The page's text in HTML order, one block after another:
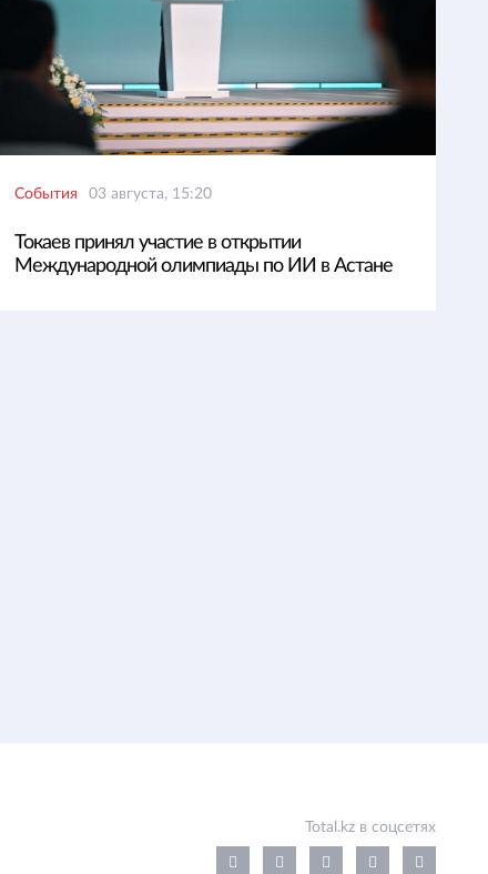
События 03 августа, 15:20
Токаев принял участие в открытии
Международной олимпиады по ИИ в Астане
Total.kz в соцсетях